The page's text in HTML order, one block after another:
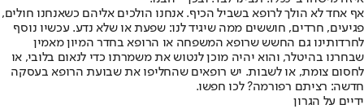
אף אחד לא הולך לרופא בשביל הכיף. אנחנו הולכים אליהם כשאנחנו חולים,
פגיעים, חרדים, חוששים ממה שיגיד לנו: שפעת או שלא נדע. עכשיו נוסף
לחרדותינו גם החשש שרופא המשפחה או הרופא בחדר המיון מאמין
שבחרנו בהיטלר, והוא יהיה מוכן לנטוש את משמרתו כדי לנאום בלובי, או
לחסום צומת, או לשבות. יש רופאים שהחליפו את שבועת הרופא בעסקה
חדשה: רציתם רפורמה? לכו חפשו.
ידיים על הגרון